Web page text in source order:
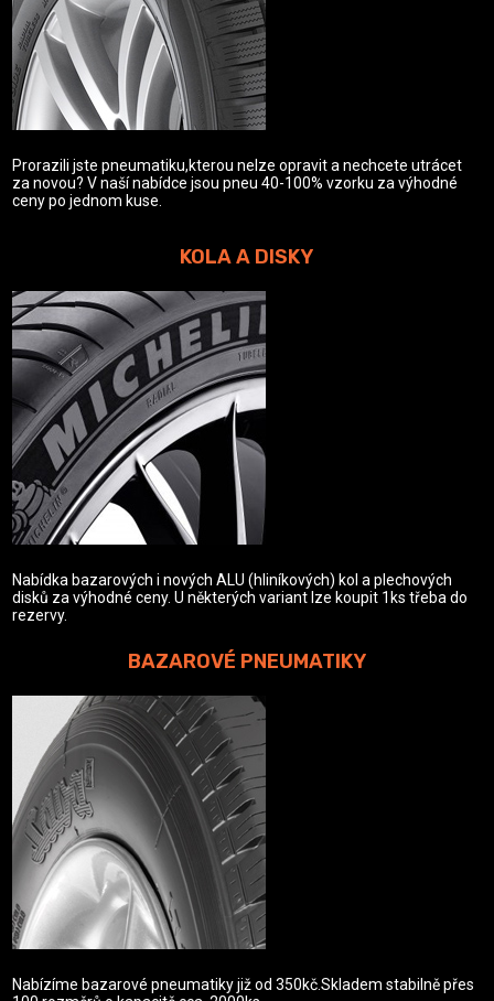
Prorazili jste pneumatiku,kterou nelze opravit a nechcete utrácet
za novou? V naší nabídce jsou pneu 40-100% vzorku za výhodné
ceny po jednom kuse.
KOLA A DISKY
Nabídka bazarových i nových ALU (hliníkových) kol a plechových
disků za výhodné ceny. U některých variant lze koupit 1ks třeba do
rezervy.
BAZAROVÉ PNEUMATIKY
Nabízíme bazarové pneumatiky již od 350kč.Skladem stabilně přes